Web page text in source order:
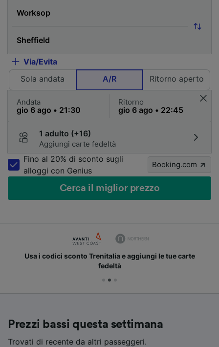
Via/Evita
Sola andata
A/R Ritorno aperto
Andata Ritorno
1 adulto (+16)
Aggiungi carte fedeltà
Fino al 20% di sconto sugli
alloggi con Genius
Booking.com
Cerca il miglior prezzo
Usa i codici sconto Trenitalia e aggiungi le tue carte
fedeltà
Prezzi bassi questa settimana
Trovati di recente da altri passeggeri.